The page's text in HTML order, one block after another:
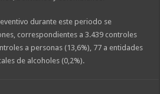
durante este periodo se
correspondientes a 3.439 controles
a personas (13,6%), 77 a entidades
de alcoholes (0,2%).